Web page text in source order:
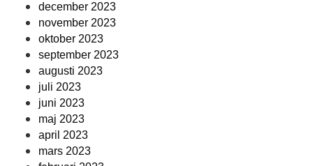
december 2023
november 2023
oktober 2023
september 2023
augusti 2023
juli 2023
juni 2023
maj 2023
april 2023
mars 2023